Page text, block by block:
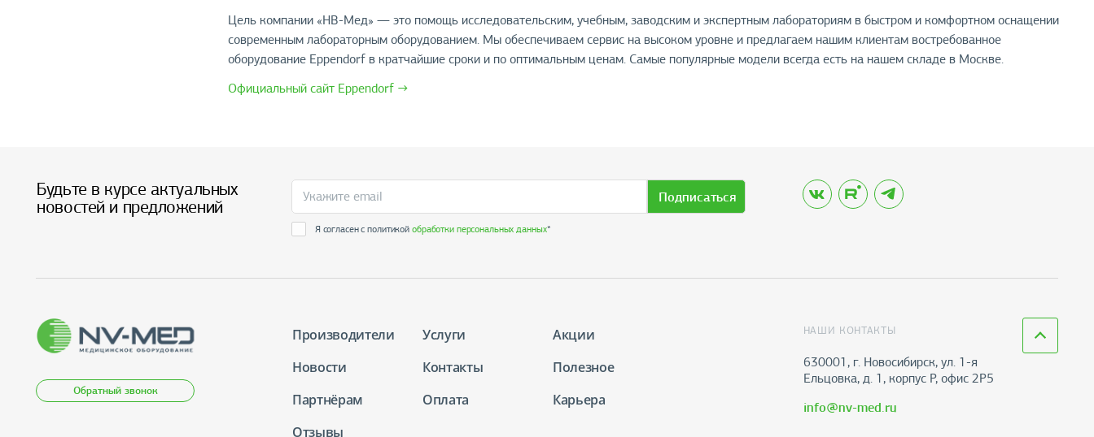
Цель компании «НВ-Мед» — это помощь исследовательским, учебным, заводским и экспертным лабораториям в быстром и комфортном оснащении
современным лабораторным оборудованием. Мы обеспечиваем сервис на высоком уровне и предлагаем нашим клиентам востребованное
оборудование Eppendorf в кратчайшие сроки и по оптимальным ценам. Самые популярные модели всегда есть на нашем складе в Москве.
Официальный сайт Eppendorf →
Будьте в курсе актуальных
новостей и предложений
Подписаться
Я согласен с политикойобработки персональных данных*
Обратный звонок
Производители Услуги
Акции
Новости
Контакты
Полезное
Партнёрам
Оплата
Карьера
Отзывы
НАШИ КОНТАКТЫ
630001, г. Новосибирск, ул. 1-я
Ельцовка, д. 1, корпус Р, офис 2Р5
info@nv-med.ru